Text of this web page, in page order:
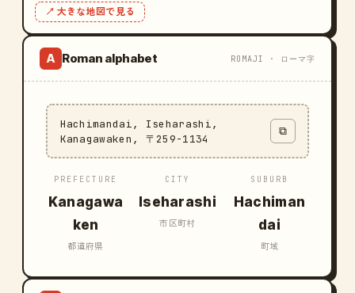
↗ 大きな地図で見る
A Roman alphabet ROMAJI · ローマ字
Hachimandai, Iseharashi,
Kanagawaken, 〒259-1134
⧉
PREFECTURE
Kanagawa
ken
都道府県
CITY
Iseharashi
市区町村
SUBURB
Hachiman
dai
町域